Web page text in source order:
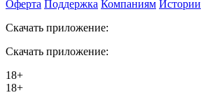
Оферта Поддержка Компаниям Истории
Скачать приложение:
Скачать приложение:
18+
18+